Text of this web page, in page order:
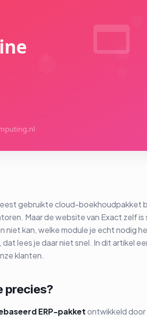
gebruikte cloud-boekhoudpakket
Maar de website van Exact zelf
niet kan, welke module je echt nodig
dat lees je daar niet snel. In dit artikel
klanten.
precies?
ERP-pakketontwikkeld